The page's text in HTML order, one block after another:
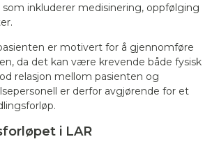
inkluderer medisinering, oppfølging
er motivert for å gjennomføre
da det kan være krevende både fysisk
relasjon mellom pasienten og
er derfor avgjørende for et
i LAR